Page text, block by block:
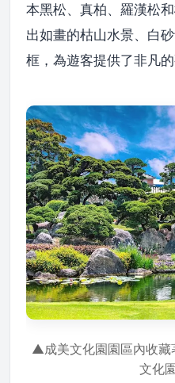
本黑松、真柏、羅漢松
出如畫的枯山水景、白
框，為遊客提供了非凡的
▲成美文化園園區內收藏
文化